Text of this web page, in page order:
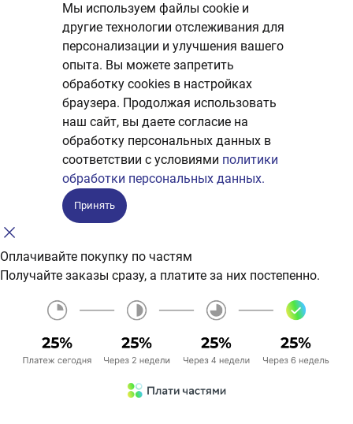
Мы используем файлы cookie и
другие технологии отслеживания для
персонализации и улучшения вашего
опыта. Вы можете запретить
обработку сookies в настройках
браузера. Продолжая использовать
наш сайт, вы даете согласие на
обработку персональных данных в
соответствии с условиями политики
обработки персональных данных.
Принять
Оплачивайте покупку по частям
Получайте заказы сразу, а платите за них постепенно.